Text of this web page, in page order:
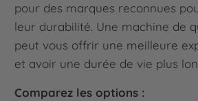
pour des marques reconnues
leur durabilité. Une machine de
peut vous offrir une meilleure
et avoir une durée de vie plus
Comparez les options :